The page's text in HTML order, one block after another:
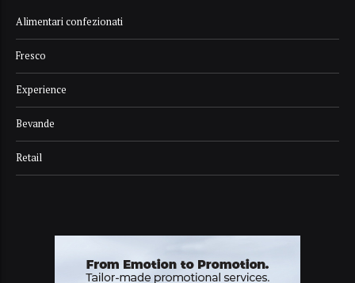
Alimentari confezionati
Fresco
Experience
Bevande
Retail